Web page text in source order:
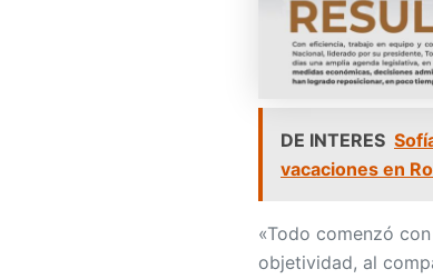
DE INTERES
vacaciones en
«Todo comenzó
objetividad, al